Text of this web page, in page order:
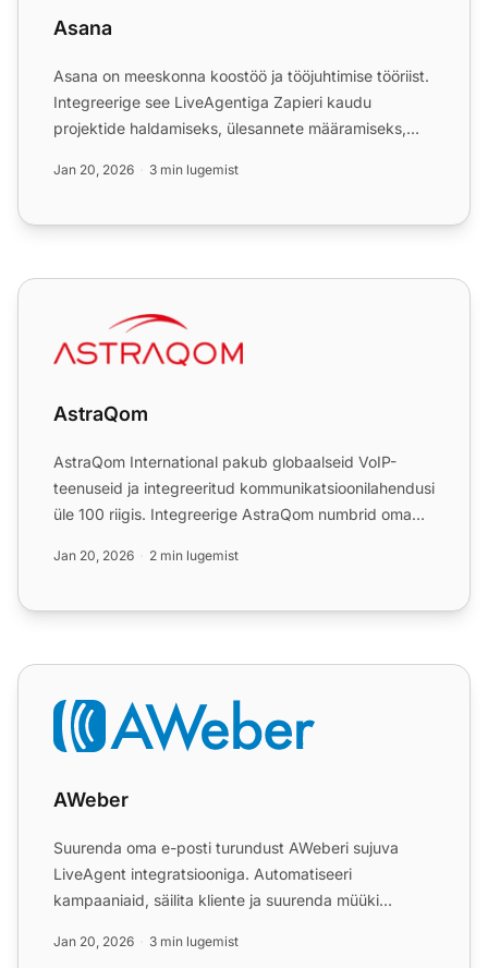
Asana
Asana on meeskonna koostöö ja tööjuhtimise tööriist.
Integreerige see LiveAgentiga Zapieri kaudu
projektide haldamiseks, ülesannete määramiseks,
Jan 20, 2026 3 min lugemist
AstraQom
AstraQom
AstraQom International pakub globaalseid VoIP-
teenuseid ja integreeritud kommunikatsioonilahendusi
üle 100 riigis. Integreerige AstraQom numbrid oma
Jan 20, 2026 2 min lugemist
AWeber
AWeber
Suurenda oma e-posti turundust AWeberi sujuva
LiveAgent integratsiooniga. Automatiseeri
kampaaniaid, säilita kliente ja suurenda müüki
Jan 20, 2026 3 min lugemist